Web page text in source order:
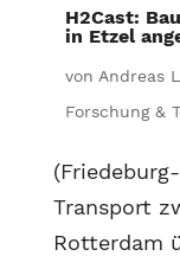
H2Cast:
in Etzel
von Andreas
Forschung &
Transport
Rotterdam